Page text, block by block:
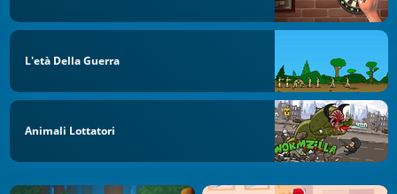
L'età Della Guerra
Animali Lottatori